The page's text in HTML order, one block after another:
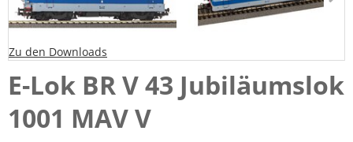
Zu den Downloads
E-Lok BR V 43 Jubiläumslok
1001 MAV V